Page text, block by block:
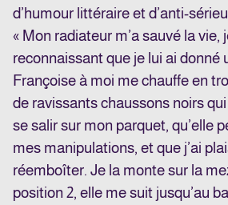
d’humour littéraire et d’anti-
« Mon radiateur m’a sauvé la vie,
reconnaissant que je lui ai donné
Françoise à moi me chauffe en
de ravissants chaussons noirs
se salir sur mon parquet, qu’elle
mes manipulations, et que j’ai
réemboîter. Je la monte sur la
position 2, elle me suit jusqu’au